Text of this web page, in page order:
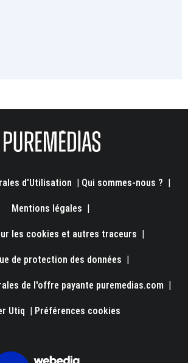
d'Utilisation Qui sommes-nous ?
Mentions légales
les cookies et autres traceurs
de protection des données
de l'offre payante puremedias.com
Utiq Préférences cookies